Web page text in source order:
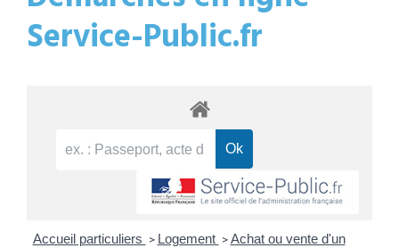
Service-Public.fr
Accueil particuliers > Logement > Achat ou vente d'un